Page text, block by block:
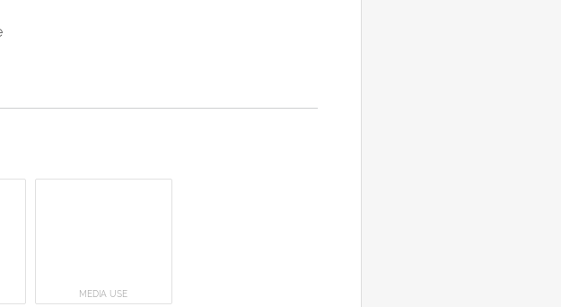
MEDIA USE